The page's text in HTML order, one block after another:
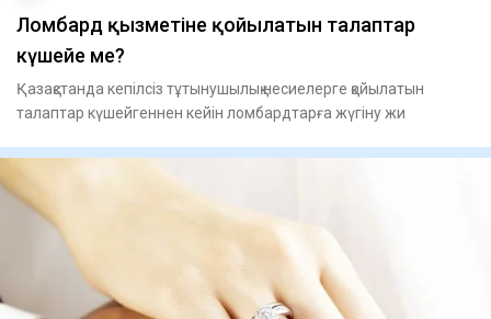
Ломбард қызметіне қойылатын талаптар
күшейе ме?
Қазақстанда кепілсіз тұтынушылық несиелерге қойылатын
талаптар күшейгеннен кейін ломбардтарға жүгіну жи